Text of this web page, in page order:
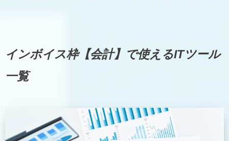
インボイス枠【会計】で使えるITツール
一覧